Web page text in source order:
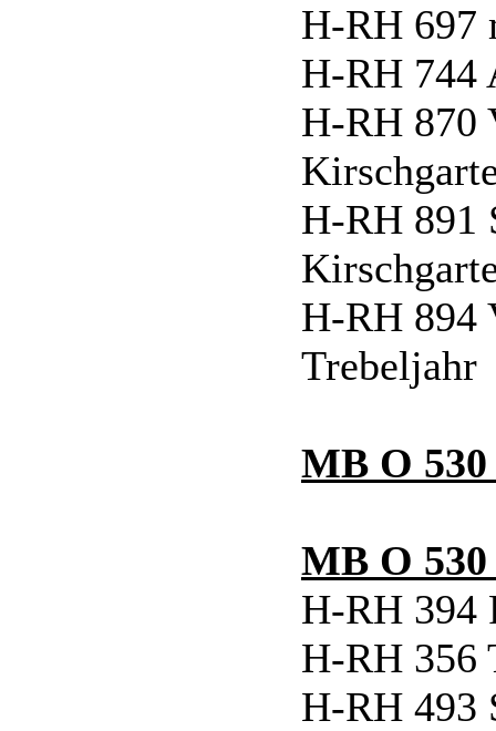
H-RH 697
H-RH 744
H-RH 870
H-RH 891
H-RH 894
Trebeljahr
MB O
MB O
H-RH 394
H-RH 356
H-RH 493